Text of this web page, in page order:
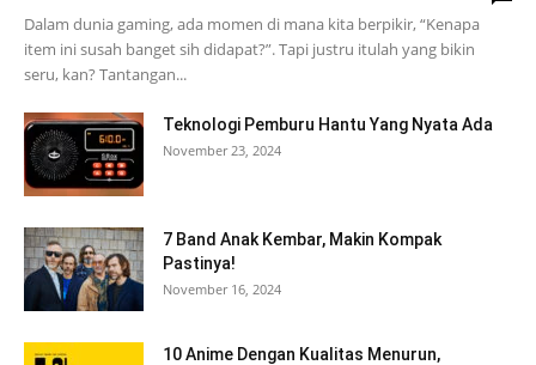
Dalam dunia gaming, ada momen di mana kita berpikir, “Kenapa
item ini susah banget sih didapat?”. Tapi justru itulah yang bikin
seru, kan? Tantangan...
Teknologi Pemburu Hantu Yang Nyata Ada
November 23, 2024
7 Band Anak Kembar, Makin Kompak
Pastinya!
November 16, 2024
10 Anime Dengan Kualitas Menurun,